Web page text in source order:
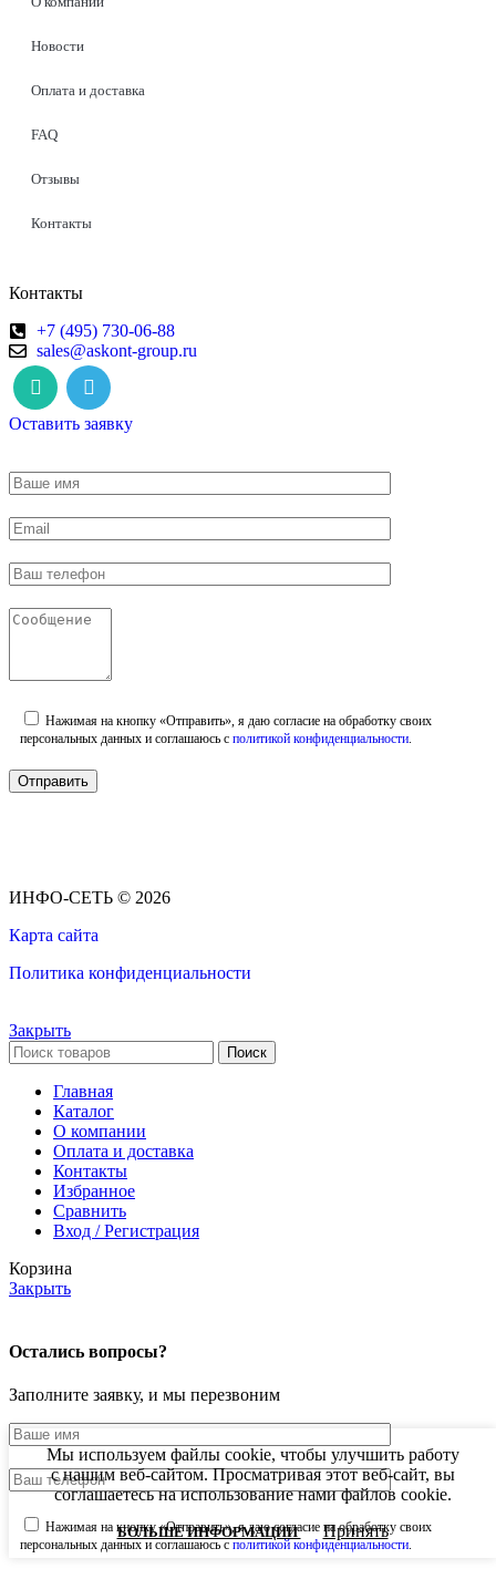
Новости
Оплата и доставка
FAQ
Отзывы
Контакты
Контакты
+7 (495) 730-06-88
sales@askont-group.ru
Оставить заявку
Нажимая на кнопку «Отправить», я даю согласие на обработку своих
персональных данных и соглашаюсь с политикой конфиденциальности
ИНФО-СЕТЬ © 2026
Карта сайта
Политика конфиденциальности
Закрыть
Поиск
Главная
Каталог
О компании
Оплата и доставка
Контакты
Избранное
Сравнить
Вход / Регистрация
Корзина
Закрыть
Мы используем файлы cookie, чтобы улучшить работу
с нашим веб-сайтом. Просматривая этот веб-сайт, вы
соглашаетесь на использование нами файлов cookie.
БОЛЬШЕ ИНФОРМАЦИИ Принять
Остались вопросы?
Заполните заявку, и мы перезвоним
Нажимая на кнопку «Отправить», я даю согласие на обработку своих
персональных данных и соглашаюсь с политикой конфиденциальности.